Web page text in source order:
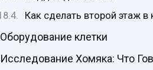
Как сделать второй этаж в
Оборудование клетки
Исследование Хомяка: Что